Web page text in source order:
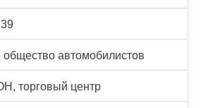
общество автомобилистов
торговый центр